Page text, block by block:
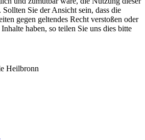
Sie der Ansicht sein, dass die
gegen geltendes Recht verstoßen oder
Inhalte haben, so teilen Sie uns dies bitte
Heilbronn